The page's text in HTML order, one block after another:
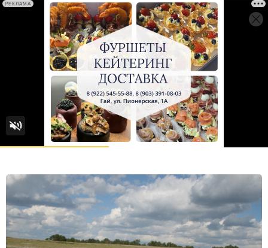
РЕКЛАМА